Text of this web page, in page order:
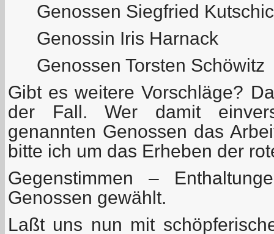
Genossen Siegfried
Genossin Iris Harnack
Genossen Torsten Schöwitz
Gibt es weitere Vorschläge?
der Fall. Wer damit
genannten Genossen das
bitte ich um das Erheben der
Gegenstimmen –
Genossen gewählt.
Laßt uns nun mit